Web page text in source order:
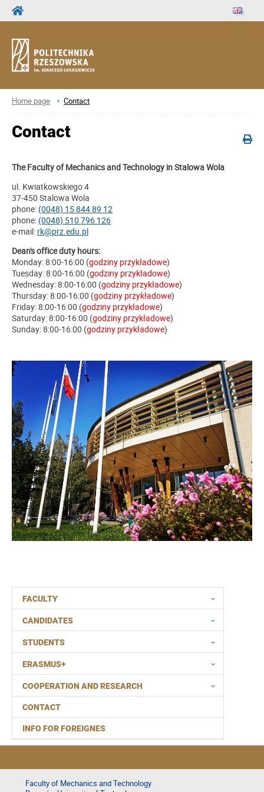
Home page Contact
FACULTY
CANDIDATES
STUDENTS
ERASMUS+
COOPERATION AND RESEARCH
CONTACT
INFO FOR FOREIGNES
Contact
The Faculty of Mechanics and Technology in Stalowa Wola
ul. Kwiatkowskiego 4
37-450 Stalowa Wola
phone: (0048) 15 844 89 12
phone: (0048) 510 796 126
e-mail: rk@prz.edu.pl
Dean's office duty hours:
Monday: 8:00-16:00 (godziny przykładowe)
Tuesday: 8:00-16:00 (godziny przykładowe)
Wednesday: 8:00-16:00 (godziny przykładowe)
Thursday: 8:00-16:00 (godziny przykładowe)
Friday: 8:00-16:00 (godziny przykładowe)
Saturday: 8:00-16:00 (godziny przykładowe)
Sunday: 8:00-16:00 (godziny przykładowe)
Faculty of Mechanics and Technology